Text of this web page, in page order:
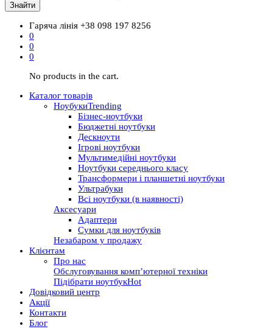
Знайти
Гаряча лінія +38 098 197 8256
0
0
0
No products in the cart.
Каталог товарів
НоубукиTrending
Бізнес-ноутбуки
Бюджетні ноутбуки
Дескноути
Ігрові ноутбуки
Мультимедійні ноутбуки
Ноутбуки середнього класу
Трансформери і планшетні ноутбуки
Ультрабуки
Всі ноутбуки (в наявності)
Аксесуари
Адаптери
Сумки для ноутбуків
Незабаром у продажу
Клієнтам
Про нас
Обслуговування комп’ютерної техніки
Підібрати ноутбукHot
Довідковий центр
Акції
Контакти
Блог